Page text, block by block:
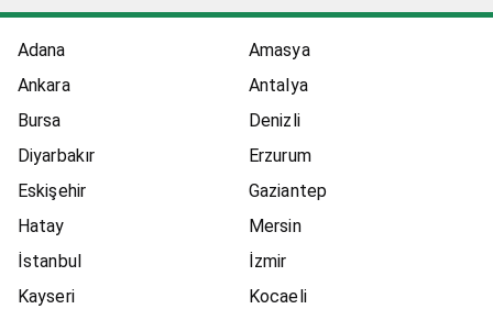
Adana
Amasya
Ankara
Antalya
Bursa
Denizli
Diyarbakır
Erzurum
Eskişehir
Gaziantep
Hatay
Mersin
İstanbul
İzmir
Kayseri
Kocaeli